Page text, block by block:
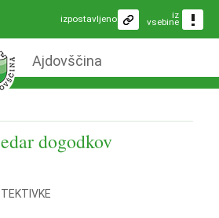
iz
vsebine
izpostavljeno
Ajdovščina
dogodkov